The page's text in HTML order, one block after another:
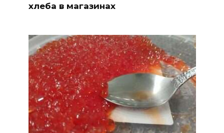
хлеба в магазинах